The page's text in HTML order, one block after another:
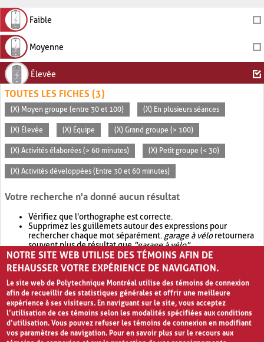
Faible
Moyenne
Élevée
TOUTES LES FICHES (3)
(X) Moyen groupe (entre 30 et 100) (X) En plusieurs séances
(X) Élevée (X) Équipe (X) Grand groupe (> 100)
(X) Activités élaborées (> 60 minutes) (X) Petit groupe (< 30)
(X) Activités développées (Entre 30 et 60 minutes)
Votre recherche n'a donné aucun résultat
Vérifiez que l'orthographe est correcte.
Supprimez les guillemets autour des expressions pour
rechercher chaque mot séparément. garage à véloretournera
souvent plus de résultat que"garage à vélo".
Envisagez d'élargir votre recherche avec OR.garage OR vélo
retournera souvent plus de résultat quegarage à vélo
NOTRE SITE WEB UTILISE DES TÉMOINS AFIN DE
REHAUSSER VOTRE EXPÉRIENCE DE NAVIGATION.
Le site web de Polytechnique Montréal utilise des témoins de connexion
afin de recueillir des statistiques générales et offrir une meilleure
expérience à ses visiteurs. En naviguant sur le site, vous acceptez
l’utilisation de ces témoins selon les modalités spécifiées aux conditions
d’utilisation. Vous pouvez refuser les témoins de connexion en modifiant
vos paramètres de navigation. Pour en savoir plus sur le recours aux